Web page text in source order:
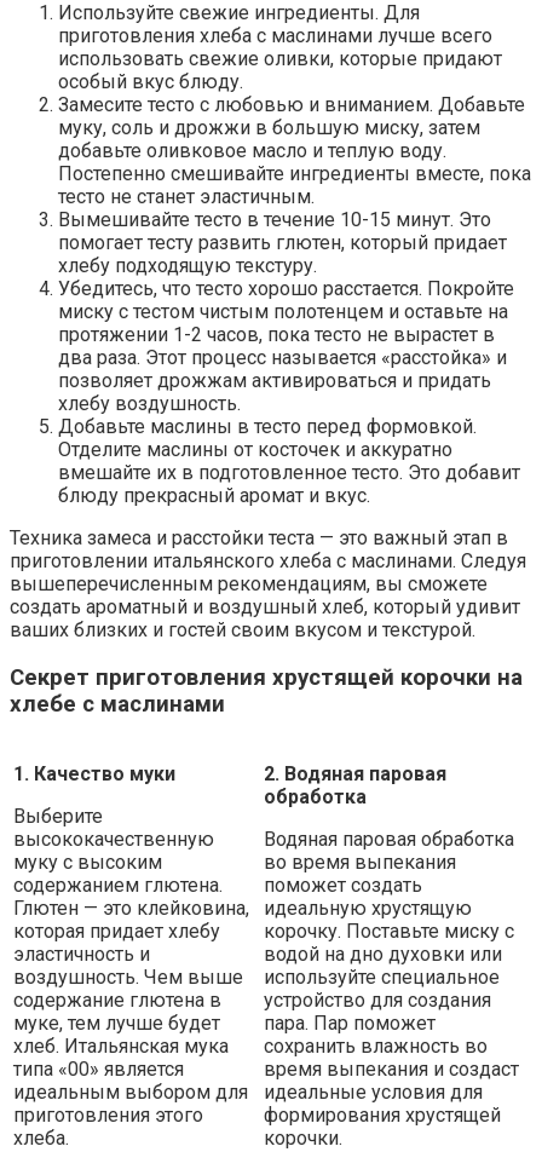
Используйте свежие ингредиенты. Для
приготовления хлеба с маслинами лучше всего
использовать свежие оливки, которые придают
особый вкус блюду.
Замесите тесто с любовью и вниманием. Добавьте
муку, соль и дрожжи в большую миску, затем
добавьте оливковое масло и теплую воду.
Постепенно смешивайте ингредиенты вместе, пока
тесто не станет эластичным.
Вымешивайте тесто в течение 10-15 минут. Это
помогает тесту развить глютен, который придает
хлебу подходящую текстуру.
Убедитесь, что тесто хорошо расстается. Покройте
миску с тестом чистым полотенцем и оставьте на
протяжении 1-2 часов, пока тесто не вырастет в
два раза. Этот процесс называется «расстойка» и
позволяет дрожжам активироваться и придать
хлебу воздушность.
Добавьте маслины в тесто перед формовкой.
Отделите маслины от косточек и аккуратно
вмешайте их в подготовленное тесто. Это добавит
блюду прекрасный аромат и вкус.
Техника замеса и расстойки теста — это важный этап в
приготовлении итальянского хлеба с маслинами. Следуя
вышеперечисленным рекомендациям, вы сможете
создать ароматный и воздушный хлеб, который удивит
ваших близких и гостей своим вкусом и текстурой.
Секрет приготовления хрустящей корочки на
хлебе с маслинами
1. Качество муки
Выберите
высококачественную
муку с высоким
содержанием глютена.
Глютен — это клейковина,
которая придает хлебу
эластичность и
воздушность. Чем выше
содержание глютена в
муке, тем лучше будет
хлеб. Итальянская мука
типа «00» является
идеальным выбором для
приготовления этого
хлеба.
2. Водяная паровая
обработка
Водяная паровая обработка
во время выпекания
поможет создать
идеальную хрустящую
корочку. Поставьте миску с
водой на дно духовки или
используйте специальное
устройство для создания
пара. Пар поможет
сохранить влажность во
время выпекания и создаст
идеальные условия для
формирования хрустящей
корочки.